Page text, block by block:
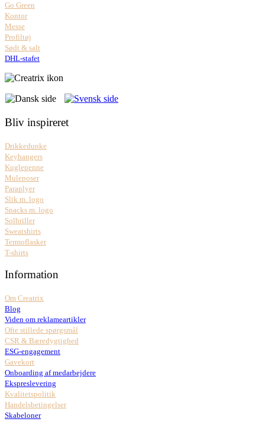
Go Green
Kontor
Messe
Profiltøj
Sødt & salt
DHL-stafet
Bliv inspireret
Drikkedunke
Keyhangers
Kuglepenne
Muleposer
Paraplyer
Slik m. logo
Snacks m. logo
Solbriller
Sweatshirts
Termoflasker
T-shirts
Information
Om Creatrix
Blog
Viden om reklameartikler
Ofte stillede spørgsmål
CSR & Bæredygtighed
ESG-engagement
Gavekort
Onboarding af medarbejdere
Ekspreslevering
Kvalitetspolitik
Handelsbetingelser
Skabeloner